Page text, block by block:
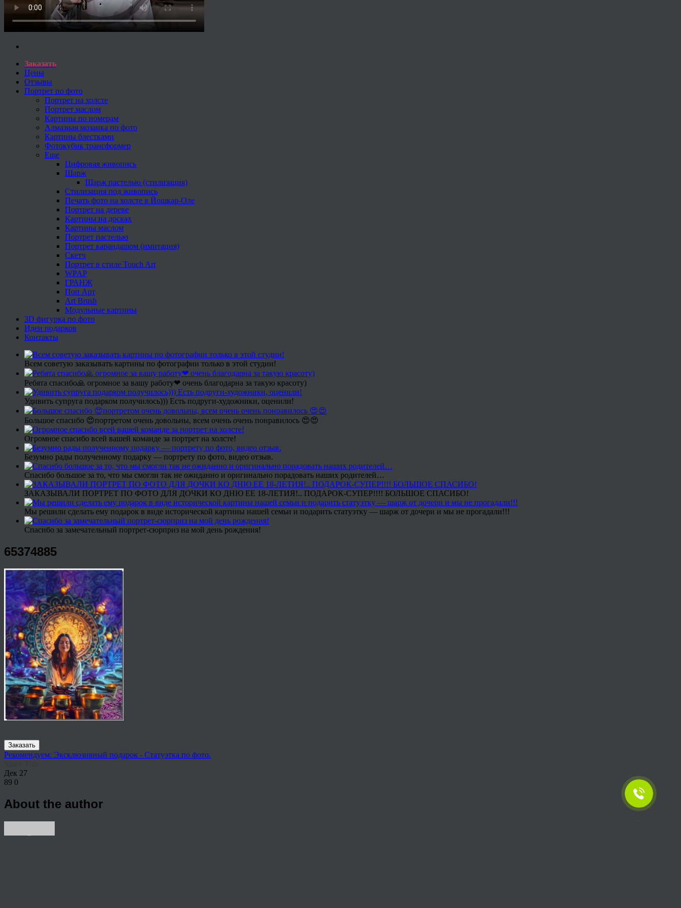
Заказать
Цены
Отзывы
Портрет по фото
Портрет на холсте
Портрет маслом
Картины по номерам
Алмазная мозаика по фото
Картины блестками
Фотокубик трансформер
Еще
Цифровая живопись
Шарж
Шарж пастелью (стилизация)
Стилизация под живопись
Печать фото на холсте в Йошкар-Оле
Портрет на дереве
Картины на досках
Картины маслом
Портрет пастелью
Портрет карандашом (имитация)
Скетч
Портрет в стиле Touch Art
WPAP
ГРАНЖ
Поп Арт
Art Brush
Модульные картины
3D фигурка по фото
Идеи подарков
Контакты
Всем советую заказывать картины по фотографии только в этой студии!
Ребята спасибо🙏 огромное за вашу работу❤ очень благодарна за такую красоту)
Удивить супруга подарком получилось))) Есть подруги-художники, оценили!
Большое спасибо 😍портретом очень довольны, всем очень очень понравилось 😍😍
Огромное спасибо всей вашей команде за портрет на холсте!
Безумно рады полученному подарку — портрету по фото, видео отзыв.
Спасибо большое за то, что мы смогли так не ожиданно и оригинально порадовать наших родителей…
ЗАКАЗЫВАЛИ ПОРТРЕТ ПО ФОТО ДЛЯ ДОЧКИ КО ДНЮ ЕЕ 18-ЛЕТИЯ!.. ПОДАРОК-СУПЕР!!!! БОЛЬШОЕ СПАСИБО!
Мы решили сделать ему подарок в виде исторической картины нашей семьи и подарить статуэтку — шарж от дочери и мы не прогадали!!!
Спасибо за замечательный портрет-сюрприз на мой день рождения!
65374885
Заказать
Рекомендуем: Эксклюзивный подарок - Статуэтка по фото.
Дек 27
89 0
About the author